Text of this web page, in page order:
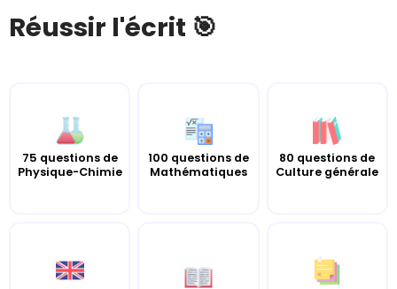
Réussir l'écrit 🎯
75 questions de
Physique-Chimie
100 questions de
Mathématiques
80 questions de
Culture générale